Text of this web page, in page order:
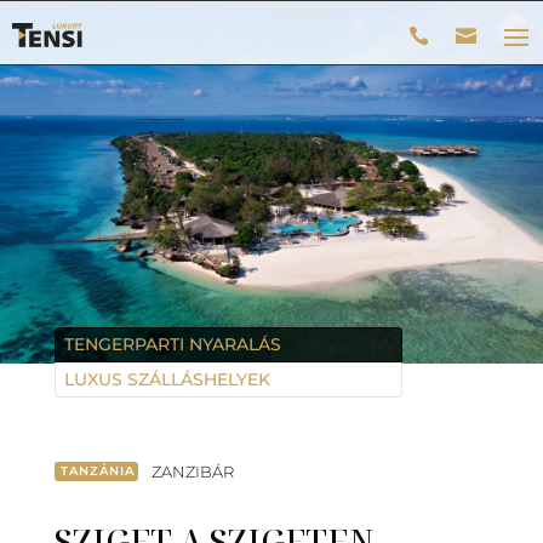
TENGERPARTI NYARALÁS
LUXUS SZÁLLÁSHELYEK
TANZÁNIA ZANZIBÁR